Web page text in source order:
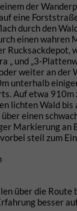
der
eine
durch den
einen wahren
Rucksackdepot,
„ und „3-
weiter an der
unterhalb
Auf etwa
lichten Wald
einen
Markierung
steil zum
über die
besser